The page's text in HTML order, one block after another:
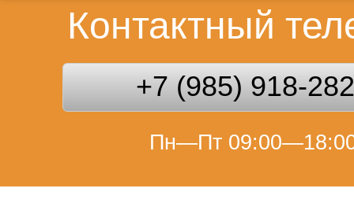
Контактный
+7 (985) 918-
Пн—Пт